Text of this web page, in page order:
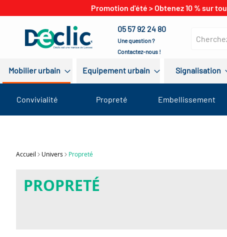
Promotion d'été > Obtenez 10 % sur
05 57 92 24 80
Une question ?
Contactez-nous !
Mobilier urbain Equipement urbain Signalisation
Convivialité Propreté Embellissement
Accueil Univers Propreté
PROPRETÉ